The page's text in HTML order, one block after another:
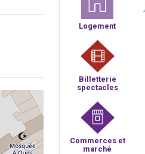
Logement
Billetterie
spectacles
Commerces et
marché